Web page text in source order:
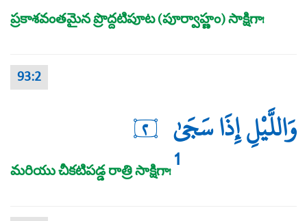
ప్రకాశవంతమైన ప్రొద్దటిపూట (పూర్వాహ్ణం) సాక్షిగా!
93:2
وَاللَّيْلِ إِذَا سَجَىٰ ٢
మరియు చీకటిపడ్డ రాత్రి సాక్షిగా!1